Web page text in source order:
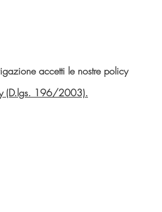
accetti le nostre policy
(D.lgs. 196/2003).